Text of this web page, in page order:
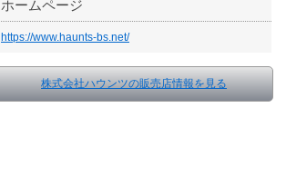
ホームページ
https://www.haunts-bs.net/
株式会社ハウンツの販売店情報を見る